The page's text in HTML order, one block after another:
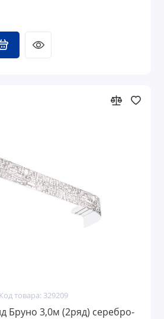
Код товара: 329209
Бруно 3,0м (2ряд) серебро-